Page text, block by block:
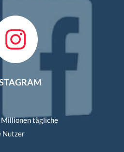

Millionen tägliche
Nutzer